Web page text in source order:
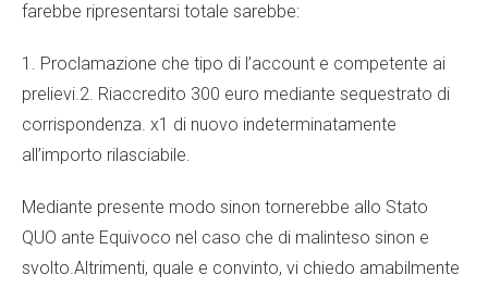
farebbe ripresentarsi totale sarebbe:
1. Proclamazione che tipo di l’account e competente ai
prelievi.2. Riaccredito 300 euro mediante sequestrato di
corrispondenza. x1 di nuovo indeterminatamente
all’importo rilasciabile.
Mediante presente modo sinon tornerebbe allo Stato
QUO ante Equivoco nel caso che di malinteso sinon e
svolto.Altrimenti, quale e convinto, vi chiedo amabilmente